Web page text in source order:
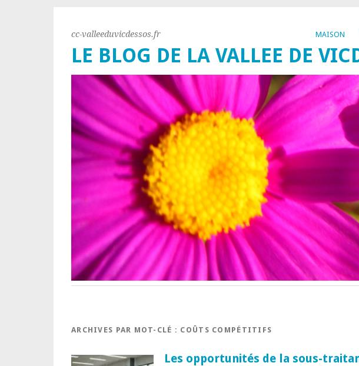
MAISON
LE BLOG DE LA VALLEE DE
cc-valleeduvicdessos.fr
ARCHIVES PAR MOT-CLÉ : COÛTS COMPÉTITIFS
Les opportunités de la sous-